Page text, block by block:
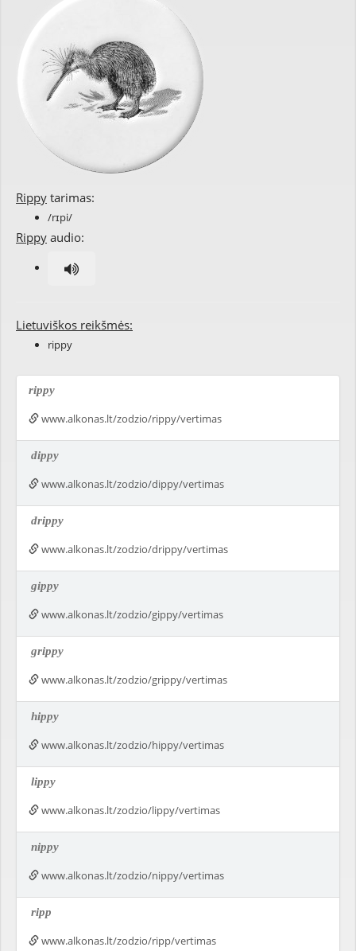
Rippy tarimas:
/rɪpi/
Rippy audio:
Lietuviškos reikšmės:
rippy
rippy
www.alkonas.lt/zodzio/rippy/vertimas
dippy
www.alkonas.lt/zodzio/dippy/vertimas
drippy
www.alkonas.lt/zodzio/drippy/vertimas
gippy
www.alkonas.lt/zodzio/gippy/vertimas
grippy
www.alkonas.lt/zodzio/grippy/vertimas
hippy
www.alkonas.lt/zodzio/hippy/vertimas
lippy
www.alkonas.lt/zodzio/lippy/vertimas
nippy
www.alkonas.lt/zodzio/nippy/vertimas
ripp
www.alkonas.lt/zodzio/ripp/vertimas